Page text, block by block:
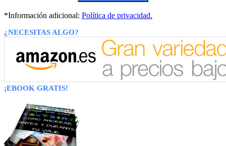
*Información adicional: Política de privacidad.
¿NECESITAS ALGO?
¡EBOOK GRATIS!